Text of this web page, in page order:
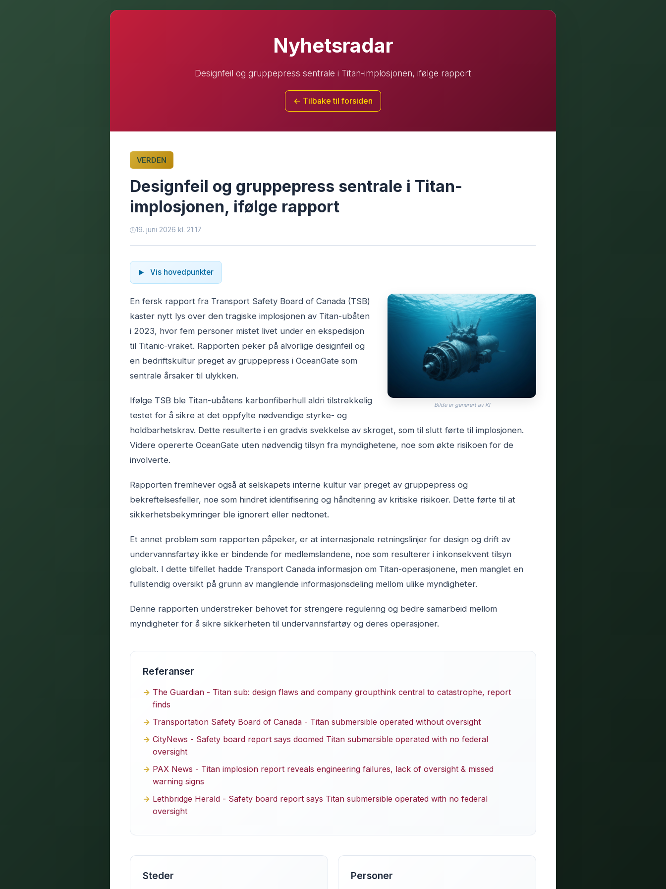
Nyhetsradar
Designfeil og gruppepress sentrale i Titan-implosjonen, ifølge rapport
← Tilbake til forsiden
VERDEN
Designfeil og gruppepress sentrale i Titan-
implosjonen, ifølge rapport
19. juni 2026 kl. 21:17
Vis hovedpunkter
Bilde er generert av KI
En fersk rapport fra Transport Safety Board of Canada (TSB)
kaster nytt lys over den tragiske implosjonen av Titan-ubåten
i 2023, hvor fem personer mistet livet under en ekspedisjon
til Titanic-vraket. Rapporten peker på alvorlige designfeil og
en bedriftskultur preget av gruppepress i OceanGate som
sentrale årsaker til ulykken.
Ifølge TSB ble Titan-ubåtens karbonfiberhull aldri tilstrekkelig
testet for å sikre at det oppfylte nødvendige styrke- og
holdbarhetskrav. Dette resulterte i en gradvis svekkelse av skroget, som til slutt førte til implosjonen.
Videre opererte OceanGate uten nødvendig tilsyn fra myndighetene, noe som økte risikoen for de
involverte.
Rapporten fremhever også at selskapets interne kultur var preget av gruppepress og
bekreftelsesfeller, noe som hindret identifisering og håndtering av kritiske risikoer. Dette førte til at
sikkerhetsbekymringer ble ignorert eller nedtonet.
Et annet problem som rapporten påpeker, er at internasjonale retningslinjer for design og drift av
undervannsfartøy ikke er bindende for medlemslandene, noe som resulterer i inkonsekvent tilsyn
globalt. I dette tilfellet hadde Transport Canada informasjon om Titan-operasjonene, men manglet en
fullstendig oversikt på grunn av manglende informasjonsdeling mellom ulike myndigheter.
Denne rapporten understreker behovet for strengere regulering og bedre samarbeid mellom
myndigheter for å sikre sikkerheten til undervannsfartøy og deres operasjoner.
Referanser
The Guardian - Titan sub: design flaws and company groupthink central to catastrophe, report
finds
Transportation Safety Board of Canada - Titan submersible operated without oversight
CityNews - Safety board report says doomed Titan submersible operated with no federal
oversight
PAX News - Titan implosion report reveals engineering failures, lack of oversight & missed
warning signs
Lethbridge Herald - Safety board report says Titan submersible operated with no federal
oversight
Steder Personer